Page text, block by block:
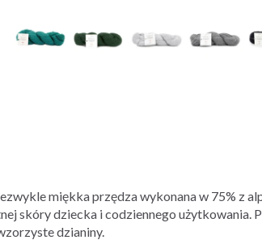
miękka przędza wykonana w 75% z
skóry dziecka i codziennego użytkowania.
dzianiny.